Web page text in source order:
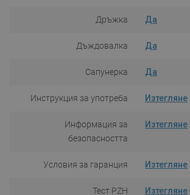
Дръжка Да
Дъждовалка Да
Сапунерка Да
Инструкция за употреба Изтегляне
Информация за
безопасността
Изтегляне
Условия за гаранция Изтегляне
Тест PZH Изтегляне